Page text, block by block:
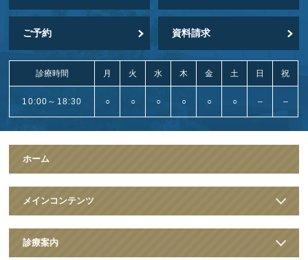
ご予約 資料請求
診療時間 月 火 水 木 金 土 日 祝
10:00～18:30 ○ ○ ○ ○ ○ ○ – –
ホーム
メインコンテンツ
診療案内